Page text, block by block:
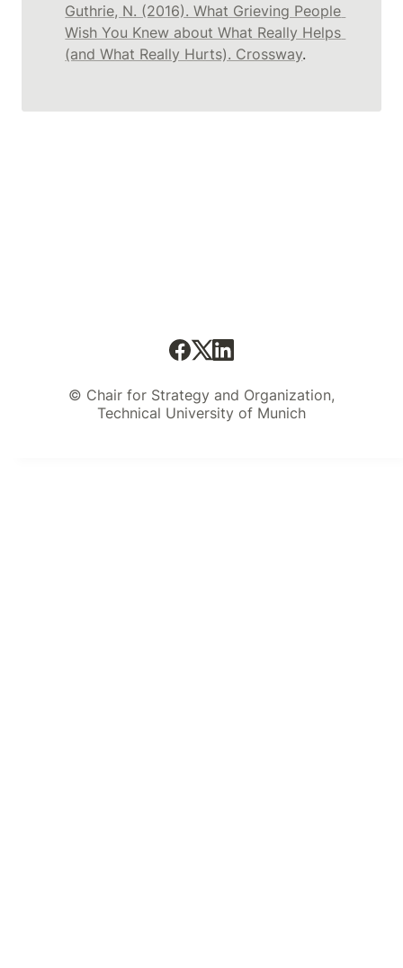
Guthrie, N. (2016). What Grieving People
Wish You Knew about What Really Helps
(and What Really Hurts). Crossway.
© Chair for Strategy and Organization,
Technical University of Munich